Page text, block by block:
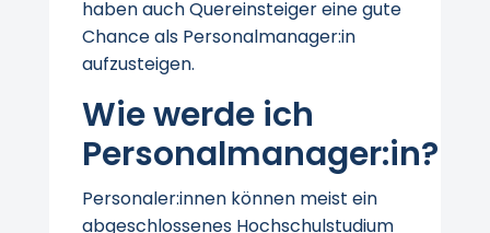
haben auch Quereinsteiger eine gute
Chance als Personalmanager:in
aufzusteigen.
Wie werde ich
Personalmanager:in?
Personaler:innen können meist ein
abgeschlossenes Hochschulstudium